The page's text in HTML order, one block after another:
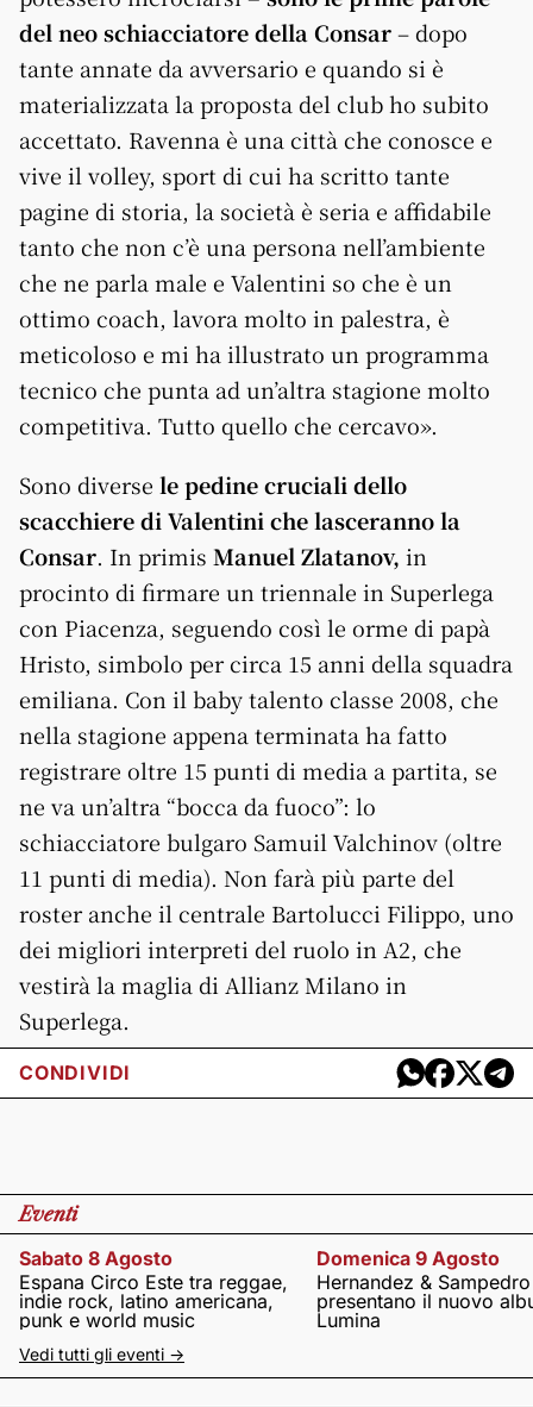
del neo schiacciatore della Consar– dopo
tante annate da avversario e quando si è
materializzata la proposta del club ho subito
accettato. Ravenna è una città che conosce e
vive il volley, sport di cui ha scritto tante
pagine di storia, la società è seria e affidabile
tanto che non c’è una persona nell’ambiente
che ne parla male e Valentini so che è un
ottimo coach, lavora molto in palestra, è
meticoloso e mi ha illustrato un programma
tecnico che punta ad un’altra stagione molto
competitiva. Tutto quello che cercavo».
Sono diverse le pedine cruciali dello
scacchiere di Valentini che lasceranno la
Consar. In primis Manuel Zlatanov, in
procinto di firmare un triennale in Superlega
con Piacenza, seguendo così le orme di papà
Hristo, simbolo per circa 15 anni della squadra
emiliana. Con il baby talento classe 2008, che
nella stagione appena terminata ha fatto
registrare oltre 15 punti di media a partita, se
ne va un’altra “bocca da fuoco”: lo
schiacciatore bulgaro Samuil Valchinov (oltre
11 punti di media). Non farà più parte del
roster anche il centrale Bartolucci Filippo, uno
dei migliori interpreti del ruolo in A2, che
vestirà la maglia di Allianz Milano in
Superlega.
CONDIVIDI
Eventi
Sabato 8 Agosto
Espana Circo Este tra reggae,
indie rock, latino americana,
punk e world music
Domenica 9 Agosto
Hernandez & Sampedro
presentano il nuovo
Lumina
Vedi tutti gli eventi ->